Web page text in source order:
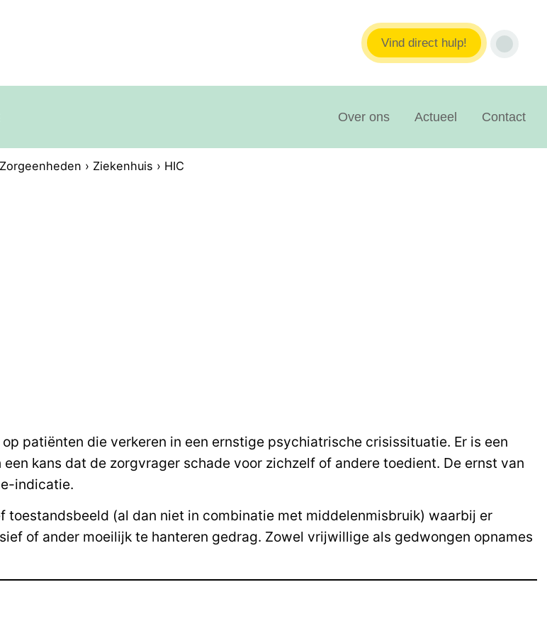
Vind direct hulp!
Over ons Actueel Contact
Zorgeenheden › Ziekenhuis › HIC
patiënten die verkeren in een ernstige psychiatrische crisissituatie. Er is een
kans dat de zorgvrager schade voor zichzelf of andere toedient. De ernst van
indicatie.
(al dan niet in combinatie met middelenmisbruik) waarbij er
of ander moeilijk te hanteren gedrag. Zowel vrijwillige als gedwongen opnames